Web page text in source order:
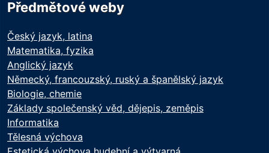
Předmětové weby
Český jazyk, latina
Matematika, fyzika
Anglický jazyk
Německý, francouzský, ruský a španělský jazyk
Biologie, chemie
Základy společenský věd, dějepis, zeměpis
Informatika
Tělesná výchova